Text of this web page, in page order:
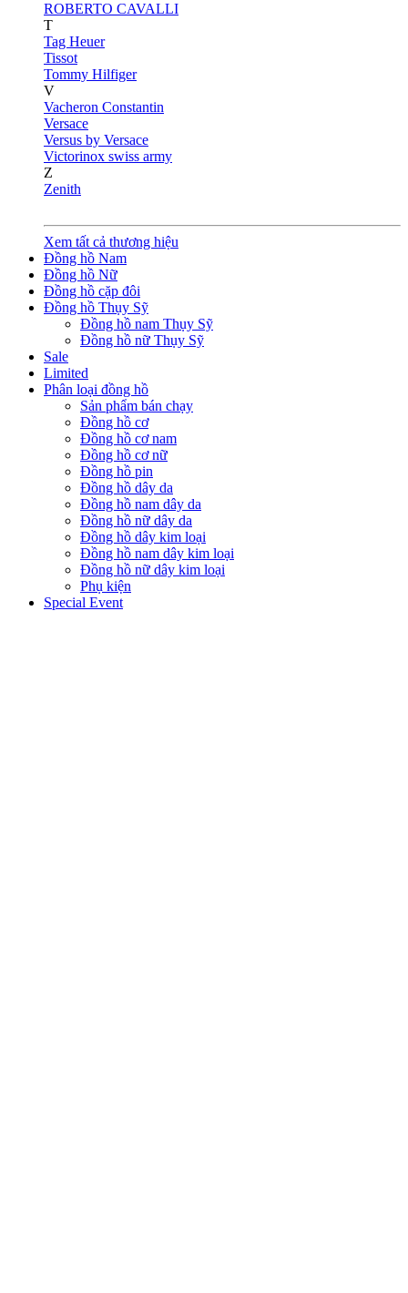
ROBERTO CAVALLI
T
Tag Heuer
Tissot
Tommy Hilfiger
V
Vacheron Constantin
Versace
Versus by Versace
Victorinox swiss army
Z
Zenith
Xem tất cả thương hiệu
Đồng hồ Nam
Đồng hồ Nữ
Đồng hồ cặp đôi
Đồng hồ Thụy Sỹ
Đồng hồ nam Thụy Sỹ
Đồng hồ nữ Thụy Sỹ
Sale
Limited
Phân loại đồng hồ
Sản phẩm bán chạy
Đồng hồ cơ
Đồng hồ cơ nam
Đồng hồ cơ nữ
Đồng hồ pin
Đồng hồ dây da
Đồng hồ nam dây da
Đồng hồ nữ dây da
Đồng hồ dây kim loại
Đồng hồ nam dây kim loại
Đồng hồ nữ dây kim loại
Phụ kiện
Special Event